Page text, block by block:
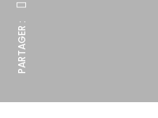
PARTAGER :